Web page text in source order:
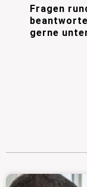
Fragen
gerne